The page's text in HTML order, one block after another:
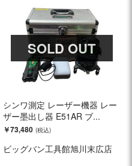
SOLD OUT
シンワ測定 レーザー機器 レー
ザー墨出し器 E51AR ブ...
￥73,480
ビッグバン工具館旭川末広店